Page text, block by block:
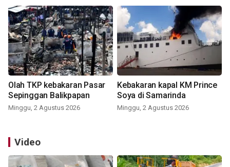
Olah TKP kebakaran Pasar
Sepinggan Balikpapan
Minggu, 2 Agustus 2026
Kebakaran kapal KM Prince
Soya di Samarinda
Minggu, 2 Agustus 2026
Video